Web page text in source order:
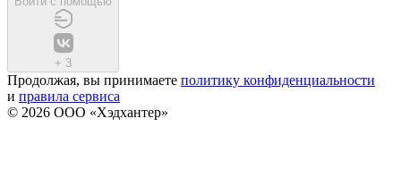
+ 3
Продолжая, вы принимаете политику конфиденциальности
и правила сервиса
© 2026 ООО «Хэдхантер»